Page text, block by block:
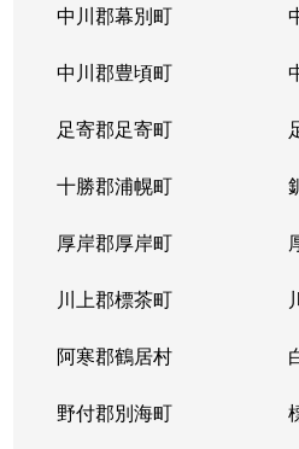
中川郡幕別町
中川郡豊頃町
足寄郡足寄町
十勝郡浦幌町
厚岸郡厚岸町
川上郡標茶町
阿寒郡鶴居村
野付郡別海町